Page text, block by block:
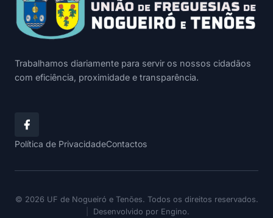
Trabalhamos diariamente para servir os nossos cidadãos
com eficiência, proximidade e transparência.
Política de PrivacidadeContactos
© 2026 UF de Nogueiró e Tenões. Todos os direitos reservados.
Desenvolvido por Engino.